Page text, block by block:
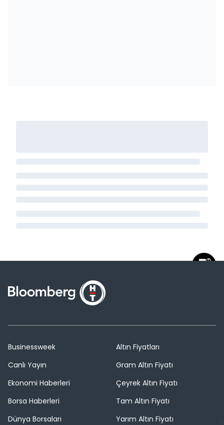
Businessweek
Canlı Yayın
Ekonomi Haberleri
Borsa Haberleri
Dünya Borsaları
Altın Fiyatları
Gram Altın Fiyatı
Çeyrek Altın Fiyatı
Tam Altın Fiyatı
Yarım Altın Fiyatı